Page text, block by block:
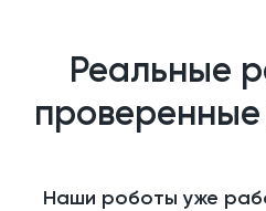
Реальные
проверенные
Наши роботы уже